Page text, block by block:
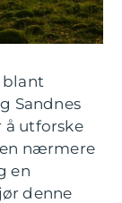
Sandnes
å utforske
nærmere
en
denne